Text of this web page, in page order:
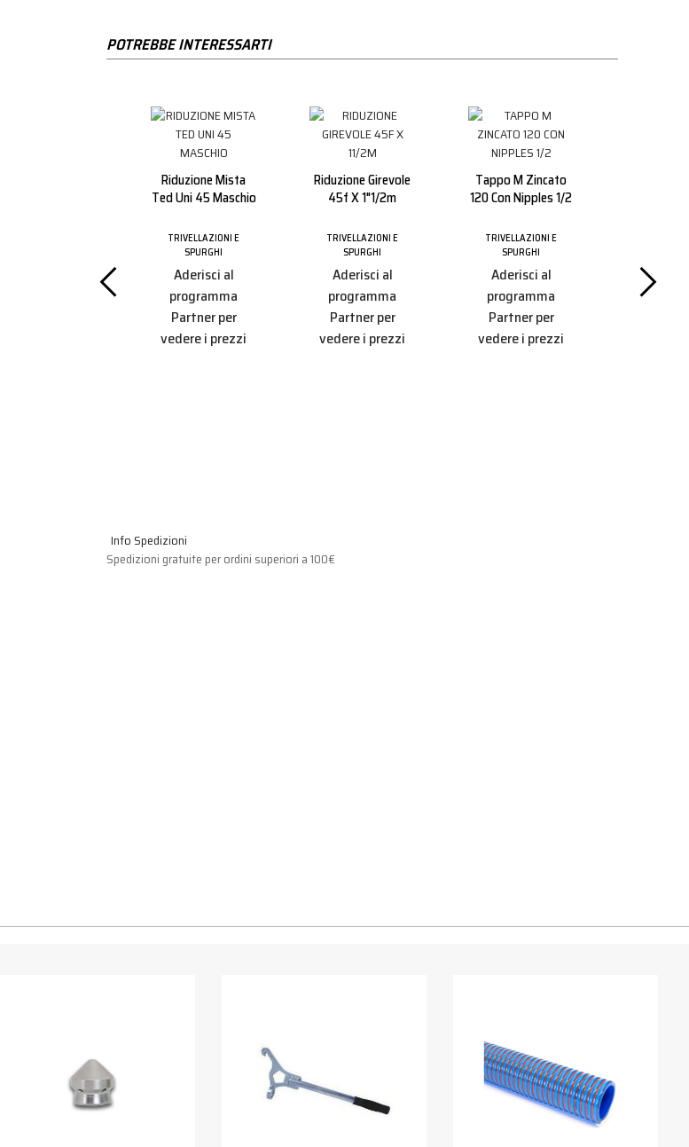
POTREBBE INTERESSARTI
Riduzione Mista
Ted Uni 45 Maschio
TRIVELLAZIONI E
SPURGHI
Aderisci al
programma
Partner per
vedere i prezzi
Riduzione Girevole
45f X 1"1/2m
TRIVELLAZIONI E
SPURGHI
Aderisci al
programma
Partner per
vedere i prezzi
Tappo M Zincato
120 Con Nipples 1/2
TRIVELLAZIONI E
SPURGHI
Aderisci al
programma
Partner per
vedere i prezzi
Inox
Info Spedizioni
Spedizioni gratuite per ordini superiori a 100€